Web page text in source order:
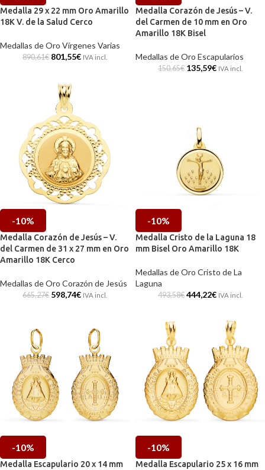
Medalla 29 x 22 mm Oro Amarillo
18K V. de la Salud Cerco
Medallas de Oro Vírgenes Varias
890,61€ 801,55€ IVA incl.
Medalla Corazón de Jesús – V.
del Carmen de 10 mm en Oro
Amarillo 18K Bisel
Medallas de Oro Escapularios
150,65€ 135,59€ IVA incl.
-10%
Medalla Corazón de Jesús – V.
del Carmen de 31 x 27 mm en Oro
Amarillo 18K Cerco
Medallas de Oro Corazón de Jesús
665,27€ 598,74€ IVA incl.
-10%
Medalla Cristo de la Laguna 18
mm Bisel Oro Amarillo 18K
Medallas de Oro Cristo de La
Laguna
493,58€ 444,22€ IVA incl.
-10%
Medalla Escapulario 20 x 14 mm
-10%
Medalla Escapulario 25 x 16 mm